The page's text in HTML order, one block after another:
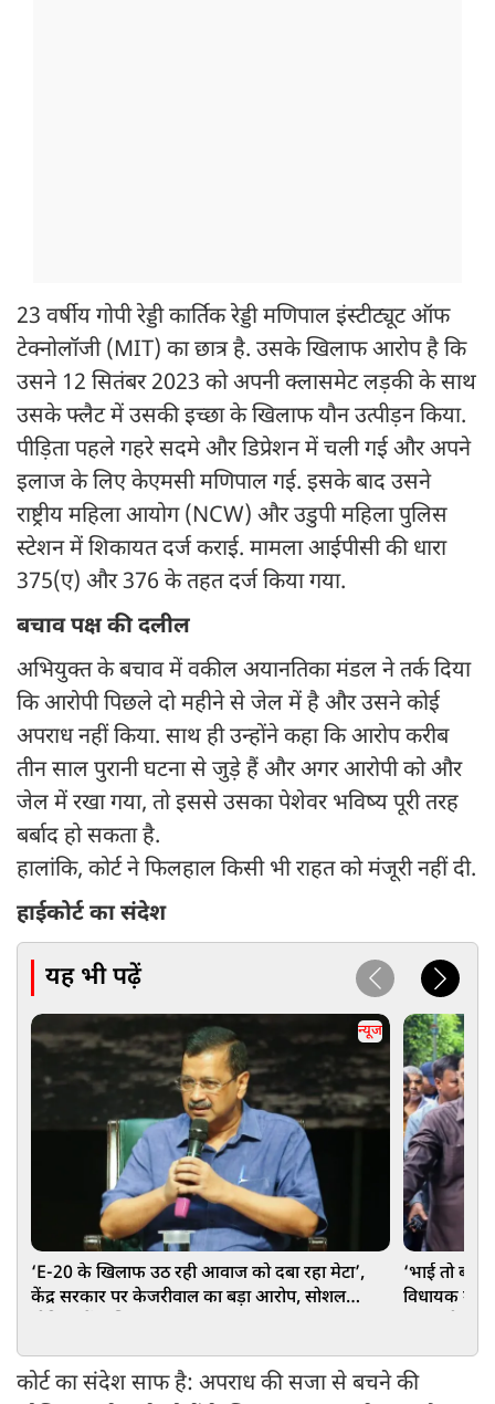
23 वर्षीय गोपी रेड्डी कार्तिक रेड्डी मणिपाल इंस्टीट्यूट ऑफ
टेक्नोलॉजी (MIT) का छात्र है. उसके खिलाफ आरोप है कि
उसने 12 सितंबर 2023 को अपनी क्लासमेट लड़की के साथ
उसके फ्लैट में उसकी इच्छा के खिलाफ यौन उत्पीड़न किया.
पीड़िता पहले गहरे सदमे और डिप्रेशन में चली गई और अपने
इलाज के लिए केएमसी मणिपाल गई. इसके बाद उसने
राष्ट्रीय महिला आयोग (NCW) और उडुपी महिला पुलिस
स्टेशन में शिकायत दर्ज कराई. मामला आईपीसी की धारा
375(ए) और 376 के तहत दर्ज किया गया.
बचाव पक्ष की दलील
अभियुक्त के बचाव में वकील अयानतिका मंडल ने तर्क दिया
कि आरोपी पिछले दो महीने से जेल में है और उसने कोई
अपराध नहीं किया. साथ ही उन्होंने कहा कि आरोप करीब
तीन साल पुरानी घटना से जुड़े हैं और अगर आरोपी को और
जेल में रखा गया, तो इससे उसका पेशेवर भविष्य पूरी तरह
बर्बाद हो सकता है.
हालांकि, कोर्ट ने फिलहाल किसी भी राहत को मंजूरी नहीं दी.
हाईकोर्ट का संदेश
यह भी पढ़ें
न्यूज
‘E-20 के खिलाफ उठ रही आवाज को दबा रहा मेटा’,
केंद्र सरकार पर केजरीवाल का बड़ा आरोप, सोशल
‘भाई तो
विधायक
कोर्ट का संदेश साफ है: अपराध की सजा से बचने की